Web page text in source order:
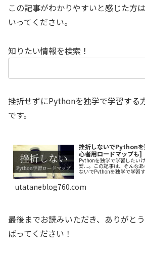
この記事がわかりやすいと感じた方
いってください。
知りたい情報を検索！
挫折せずにPythonを独学で学習する
です。
挫折しないでPython
心者用ロードマップも]
Pythonを独学で学習したい
安...。この記事は、そんな
ないでPythonを独学で学習
utataneblog760.com
最後までお読みいただき、ありがと
ばってください！